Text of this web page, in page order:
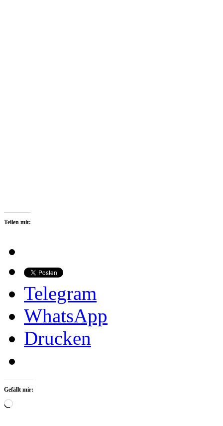
Teilen mit:
Telegram
WhatsApp
Drucken
Gefällt mir:
Wird